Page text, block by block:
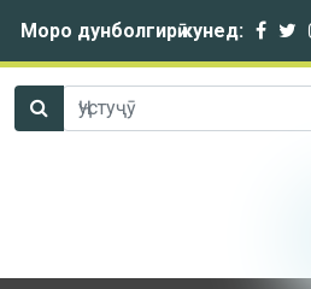
Моро дунболгирӣ кунед: